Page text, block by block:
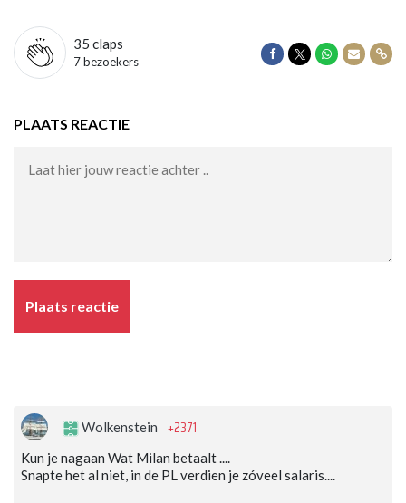
35 claps
7 bezoekers
Delen op Facebook
Delen op Twitter
Delen op
Delen
PLAATS REACTIE
Plaats reactie
Wolkenstein +2371
Kun je nagaan Wat Milan betaalt ....
Snapte het al niet, in de PL verdien je zóveel salaris....